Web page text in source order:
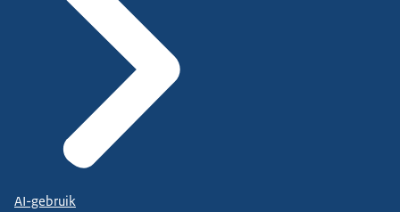
AI-gebruik